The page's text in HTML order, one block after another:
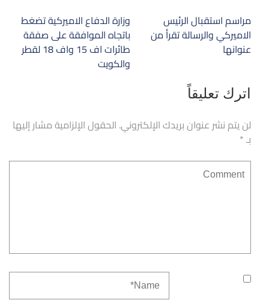
تصفّح
المقالات
وزارة الدفاع الاميركية تضغط
باتجاه الموافقة على صفقة
طائرات اف 15 واف 18 لقطر
والكويت
مراسم استقبال الرئيس
الاميركي والرسالة تقرأ من
عنوانها
اترك تعليقاً
لن يتم نشر عنوان بريدك الإلكتروني. الحقول الإلزامية مشار إليها
بـ*